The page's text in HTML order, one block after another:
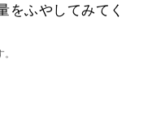
をふやしてみてく